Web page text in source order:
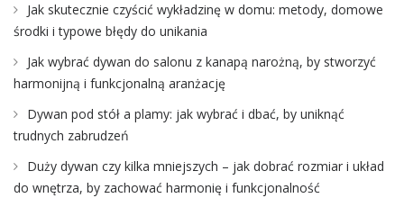
Jak skutecznie czyścić wykładzinę w domu: metody, domowe
środki i typowe błędy do unikania
Jak wybrać dywan do salonu z kanapą narożną, by stworzyć
harmonijną i funkcjonalną aranżację
Dywan pod stół a plamy: jak wybrać i dbać, by uniknąć
trudnych zabrudzeń
Duży dywan czy kilka mniejszych – jak dobrać rozmiar i układ
do wnętrza, by zachować harmonię i funkcjonalność